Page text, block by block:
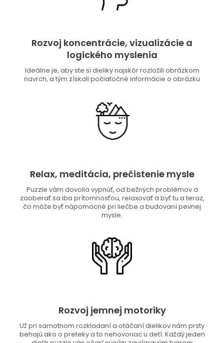
Rozvoj koncentrácie, vizualizácie a
logického myslenia
Ideálne je, aby ste si dieliky najskôr rozložili obrázkom
navrch, a tým získali počiatočné informácie o obrázku
Relax, meditácia, prečistenie mysle
Puzzle vám dovolia vypnúť, od bežných problémov a
zaoberať sa iba prítomnosťou, relaxovať a byť tu a teraz,
čo môže byť nápomocné pri liečbe a budovaní pevnej
mysle.
Rozvoj jemnej motoriky
Už pri samotnom rozkladaní a otáčaní dielikov nám prsty
behajú ako o preteky a to nehovoriac u detí. Každý jeden